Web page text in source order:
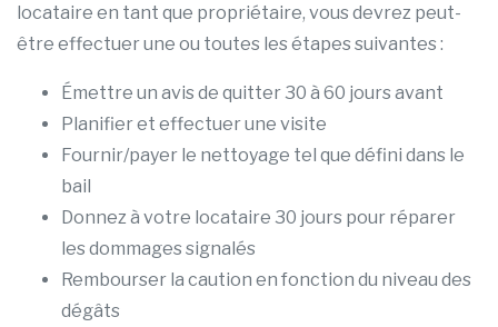
locataire en tant que propriétaire, vous devrez peut-
être effectuer une ou toutes les étapes suivantes :
Émettre un avis de quitter 30 à 60 jours avant
Planifier et effectuer une visite
Fournir/payer le nettoyage tel que défini dans le
bail
Donnez à votre locataire 30 jours pour réparer
les dommages signalés
Rembourser la caution en fonction du niveau des
dégâts